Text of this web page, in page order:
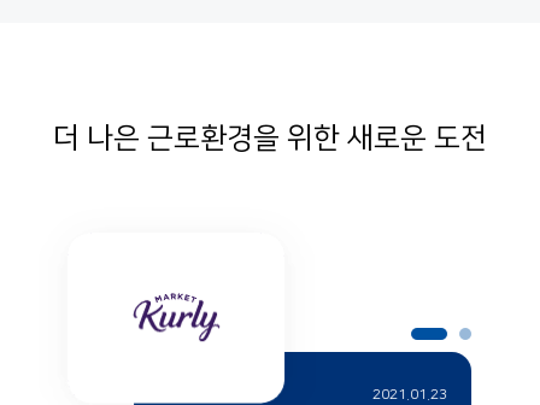
더 나은 근로환경을 위한 새로운 도전
2021.01.23